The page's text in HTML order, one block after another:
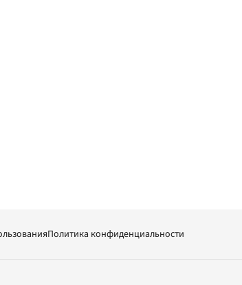
Политика конфиденциальности